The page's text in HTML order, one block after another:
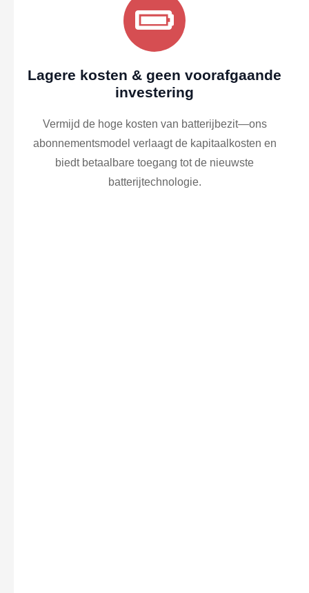
Lagere kosten & geen voorafgaande
investering
Vermijd de hoge kosten van batterijbezit—ons
abonnementsmodel verlaagt de kapitaalkosten en
biedt betaalbare toegang tot de nieuwste
batterijtechnologie.